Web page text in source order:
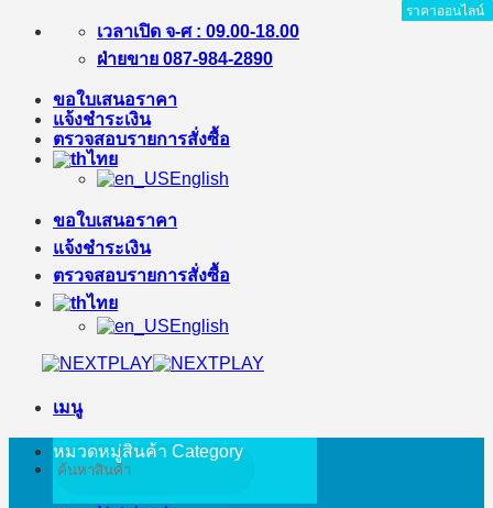
ข้าม
เนื้อหา
เวลาเปิด จ-ศ : 09.00-18.00
ฝ่ายขาย 087-984-2890
ขอใบเสนอราคา
แจ้งชำระเงิน
ตรวจสอบรายการสั่งซื้อ
ไทย
English
ขอใบเสนอราคา
แจ้งชำระเงิน
ตรวจสอบรายการสั่งซื้อ
ไทย
English
เมนู
ค้นหา:
หมวดหมู่สินค้า Category
ราคาออนไลน์
ราคาออนไลน์
ราคาออนไลน์
ราคาออนไลน์
ราคาออนไลน์
ราคาออนไลน์
ราคาออนไลน์
ราคาออนไลน์
ราคาออนไลน์
ราคาออนไลน์
ราคาออนไลน์
ราคาออนไลน์
ราคาออนไลน์
ราคาออนไลน์
ราคาออนไลน์